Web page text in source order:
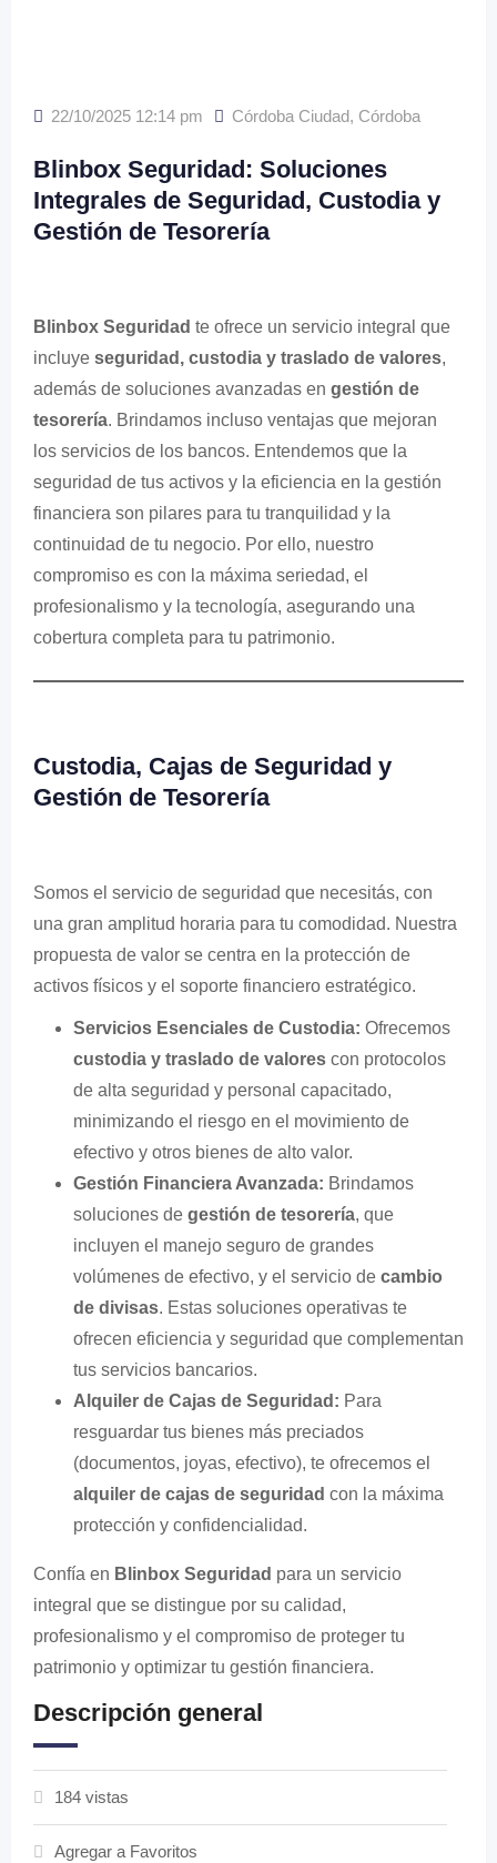
22/10/2025 12:14 pm Córdoba Ciudad, Córdoba
Blinbox Seguridad: Soluciones
Integrales de Seguridad, Custodia y
Gestión de Tesorería
Blinbox Seguridad te ofrece un servicio integral que
incluye seguridad, custodia y traslado de valores,
además de soluciones avanzadas en gestión de
tesorería. Brindamos incluso ventajas que mejoran
los servicios de los bancos. Entendemos que la
seguridad de tus activos y la eficiencia en la gestión
financiera son pilares para tu tranquilidad y la
continuidad de tu negocio. Por ello, nuestro
compromiso es con la máxima seriedad, el
profesionalismo y la tecnología, asegurando una
cobertura completa para tu patrimonio.
Custodia, Cajas de Seguridad y
Gestión de Tesorería
Somos el servicio de seguridad que necesitás, con
una gran amplitud horaria para tu comodidad. Nuestra
propuesta de valor se centra en la protección de
activos físicos y el soporte financiero estratégico.
Servicios Esenciales de Custodia: Ofrecemos
custodia y traslado de valores con protocolos
de alta seguridad y personal capacitado,
minimizando el riesgo en el movimiento de
efectivo y otros bienes de alto valor.
Gestión Financiera Avanzada: Brindamos
soluciones de gestión de tesorería, que
incluyen el manejo seguro de grandes
volúmenes de efectivo, y el servicio de cambio
de divisas. Estas soluciones operativas te
ofrecen eficiencia y seguridad que complementan
tus servicios bancarios.
Alquiler de Cajas de Seguridad: Para
resguardar tus bienes más preciados
(documentos, joyas, efectivo), te ofrecemos el
alquiler de cajas de seguridad con la máxima
protección y confidencialidad.
Confía en Blinbox Seguridad para un servicio
integral que se distingue por su calidad,
profesionalismo y el compromiso de proteger tu
patrimonio y optimizar tu gestión financiera.
Descripción general
184 vistas
Agregar a Favoritos